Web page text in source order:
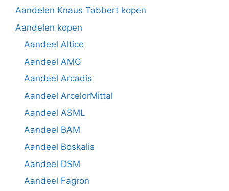
Aandelen Knaus Tabbert kopen
Aandelen kopen
Aandeel Altice
Aandeel AMG
Aandeel Arcadis
Aandeel ArcelorMittal
Aandeel ASML
Aandeel BAM
Aandeel Boskalis
Aandeel DSM
Aandeel Fagron